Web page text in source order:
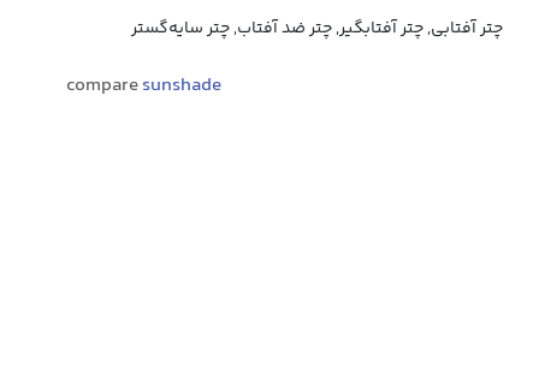
چتر آفتابی, چتر آفتابگیر, چتر ضد آفتاب, چتر سایه‌گستر
comparesunshade